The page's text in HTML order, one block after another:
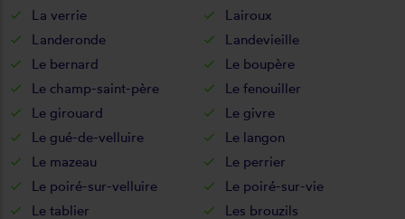
La verrie
Lairoux
Landeronde
Landevieille
Le bernard
Le boupère
Le champ-saint-père
Le fenouiller
Le girouard
Le givre
Le gué-de-velluire
Le langon
Le mazeau
Le perrier
Le poiré-sur-velluire
Le poiré-sur-vie
Le tablier
Les brouzils